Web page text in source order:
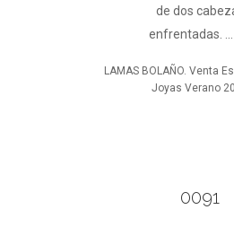
de dos
enfrentadas. ...
LAMAS BOLAÑO. Venta
Joyas Verano
0091